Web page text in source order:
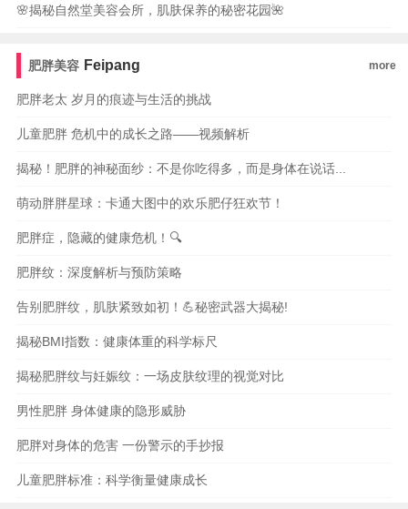
🌸揭秘自然堂美容会所，肌肤保养的秘密花园🌺
肥胖美容 Feipang more
肥胖老太 岁月的痕迹与生活的挑战
儿童肥胖 危机中的成长之路——视频解析
揭秘！肥胖的神秘面纱：不是你吃得多，而是身体在说话...
萌动胖胖星球：卡通大图中的欢乐肥仔狂欢节！
肥胖症，隐藏的健康危机！🔍
肥胖纹：深度解析与预防策略
告别肥胖纹，肌肤紧致如初！💪秘密武器大揭秘!
揭秘BMI指数：健康体重的科学标尺
揭秘肥胖纹与妊娠纹：一场皮肤纹理的视觉对比
男性肥胖 身体健康的隐形威胁
肥胖对身体的危害 一份警示的手抄报
儿童肥胖标准：科学衡量健康成长